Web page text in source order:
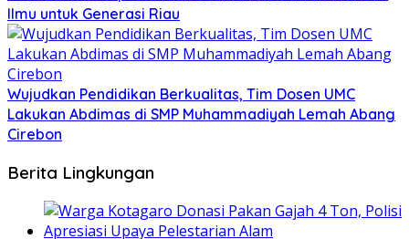
Ilmu untuk Generasi Riau
Wujudkan Pendidikan Berkualitas, Tim Dosen UMC
Lakukan Abdimas di SMP Muhammadiyah Lemah Abang
Cirebon
Berita Lingkungan